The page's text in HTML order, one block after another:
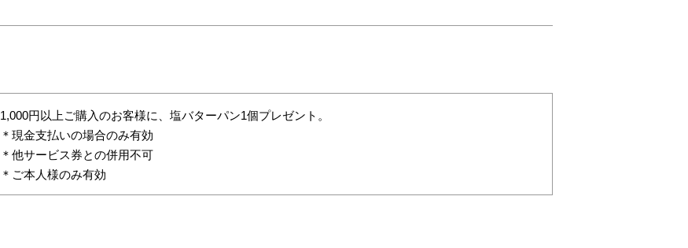
1,000円以上ご購入のお客様に、塩バターパン1個プレゼント。
＊現金支払いの場合のみ有効
＊他サービス券との併用不可
＊ご本人様のみ有効